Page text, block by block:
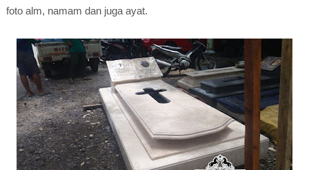
foto alm, namam dan juga ayat.